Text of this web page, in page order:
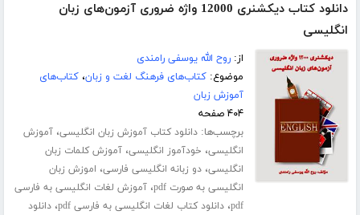
دانلود کتاب دیکشنری 12000 واژه ضروری آزمون‌های زبان
انگلیسی
از:روح الله یوسفی رامندی
موضوع:کتاب‌های فرهنگ لغت و زبان،کتاب‌های
آموزش زبان
۴۰۴ صفحه
برچسب‌ها:دانلود کتاب آموزش زبان انگلیسی،آموزش
انگلیسی، خودآموز انگلیسی،آموزش کلمات زبان
انگلیسی،دو زبانه انگلیسی فارسی، اموزش زبان
انگلیسی به صورت pdf
،آموزش لغات انگلیسی به فارسی
pdf،دانلود کتاب لغات انگلیسی به فارسی pdf ،دانلود